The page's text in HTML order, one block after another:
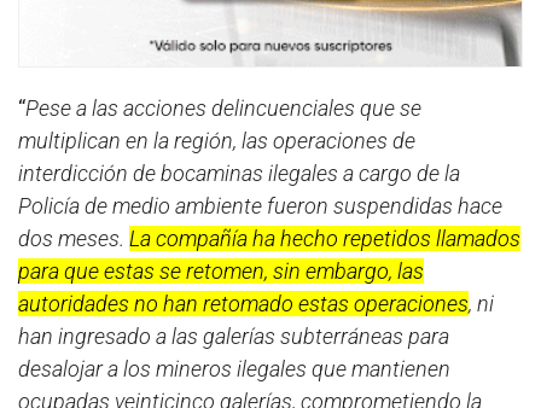
“Pese a las acciones delincuenciales que se
multiplican en la región, las operaciones de
interdicción de bocaminas ilegales a cargo de la
Policía de medio ambiente fueron suspendidas hace
dos meses. La compañía ha hecho repetidos llamados
para que estas se retomen, sin embargo, las
autoridades no han retomado estas operaciones, ni
han ingresado a las galerías subterráneas para
desalojar a los mineros ilegales que mantienen
ocupadas veinticinco galerías, comprometiendo la